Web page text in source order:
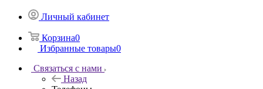
Личный кабинет
Корзина0
Избранные товары0
Связаться с нами
Назад